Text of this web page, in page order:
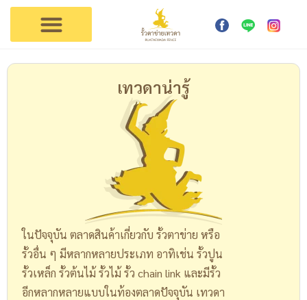
เทวดาน่ารู้
ในปัจจุบัน ตลาดสินค้าเกี่ยวกับ รั้วตาข่าย หรือ
รั้วอื่น ๆ มีหลากหลายประเภท อาทิเช่น รั้วปูน
รั้วเหล็ก รั้วต้นไม้ รั้วไม้ รั้ว chain link และมีรั้ว
อีกหลากหลายแบบในท้องตลาดปัจจุบัน เทวดา